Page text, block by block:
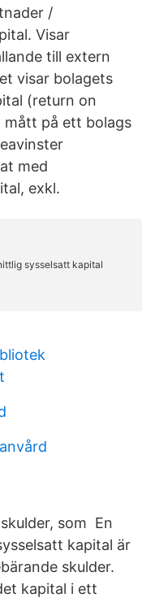
/
Visar
till extern
visar bolagets
(return on
mått på ett bolags
med
exkl.
som En
kapital är
skulder.
kapital i ett